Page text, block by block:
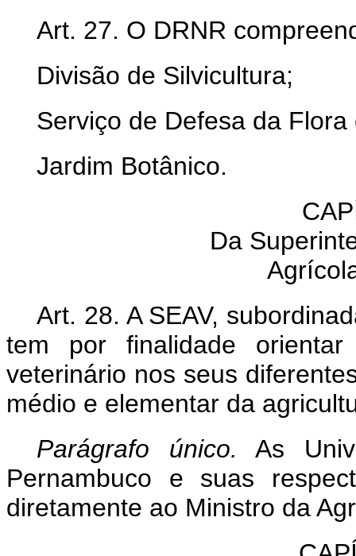
Art. 27. O DRNR
Divisão de Silvicultura;
Serviço de Defesa da
Jardim Botânico.
Da
Art. 28. A SEAV,
tem por finalidade
veterinário nos seus
médio e elementar da
Parágrafo único. As
Pernambuco e suas
diretamente ao Ministro da